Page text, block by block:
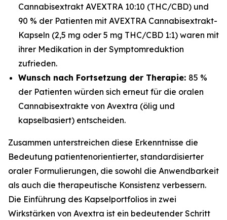
Cannabisextrakt AVEXTRA 10:10 (THC/CBD) und
90 % der Patienten mit AVEXTRA Cannabisextrakt-
Kapseln (2,5 mg oder 5 mg THC/CBD 1:1) waren mit
ihrer Medikation in der Symptomreduktion
zufrieden.
Wunsch nach Fortsetzung der Therapie: 85 %
der Patienten würden sich erneut für die oralen
Cannabisextrakte von Avextra (ölig und
kapselbasiert) entscheiden.
Zusammen unterstreichen diese Erkenntnisse die
Bedeutung patientenorientierter, standardisierter
oraler Formulierungen, die sowohl die Anwendbarkeit
als auch die therapeutische Konsistenz verbessern.
Die Einführung des Kapselportfolios in zwei
Wirkstärken von Avextra ist ein bedeutender Schritt